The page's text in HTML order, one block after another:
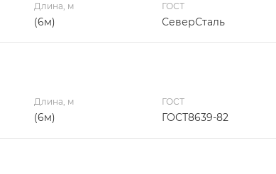
Длина, м
(6м)
ГОСТ
СеверСталь
Длина, м
(6м)
ГОСТ
ГОСТ8639-82